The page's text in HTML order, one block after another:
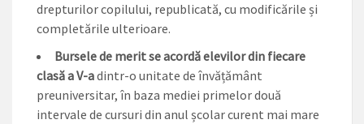
drepturilor copilului, republicată, cu modificările și
completările ulterioare.
Bursele de merit se acordă elevilor din fiecare
clasă a V-adintr-o unitate de învățământ
preuniversitar, în baza mediei primelor două
intervale de cursuri din anul școlar curent mai mare